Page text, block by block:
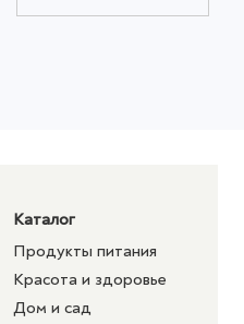
Каталог
Продукты питания
Красота и здоровье
Дом и сад